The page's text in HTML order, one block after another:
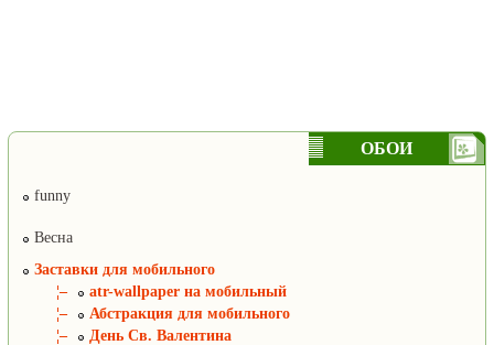
ОБОИ
funny
Весна
Заставки для мобильного
¦–
atr-wallpaper на мобильный
¦–
Абстракция для мобильного
¦–
День Св. Валентина